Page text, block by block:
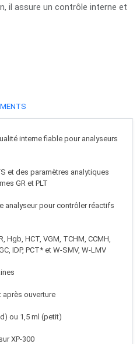
il assure un contrôle interne et
interne fiable pour analyseurs
et des paramètres analytiques
GR et PLT
analyseur pour contrôler réactifs
Hgb, HCT, VGM, TCHM, CCMH,
IDP, PCT* et W-SMV, W-LMV
après ouverture
ou 1,5 ml (petit)
XP-300